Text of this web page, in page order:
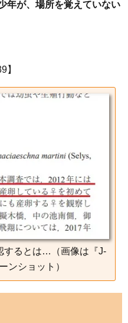
が、場所を覚えていない
】
するとは…（画像は『J-
ンショット）